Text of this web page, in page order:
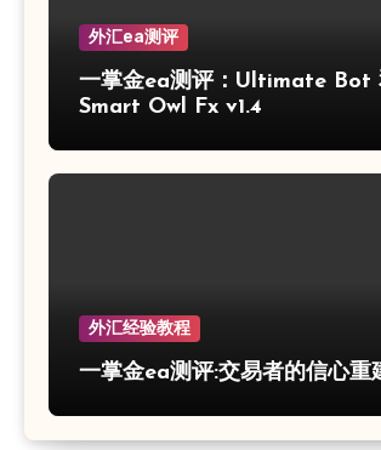
外汇ea测评
一掌金ea测评：Ultimate Bot
Smart Owl Fx v1.4
外汇经验教程
一掌金ea测评:交易者的信心重